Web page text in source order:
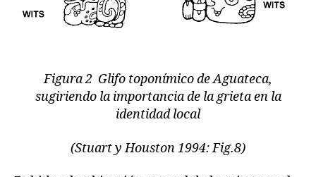
Figura 2 Glifo toponímico de Aguateca,
sugiriendo la importancia de la grieta en la
identidad local
(Stuart y Houston 1994: Fig.8)